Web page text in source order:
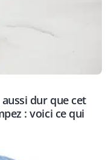
aussi dur que cet
: voici ce qui